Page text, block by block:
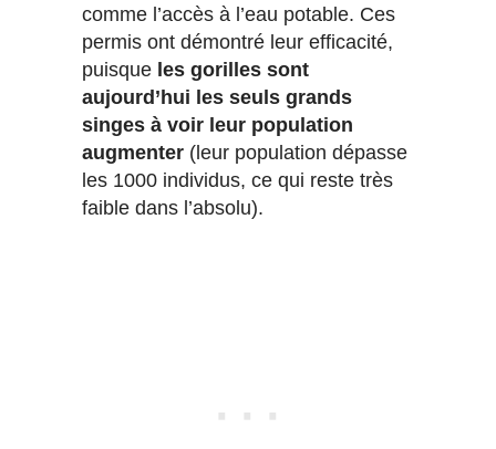
comme l’accès à l’eau potable. Ces
permis ont démontré leur efficacité,
puisque les gorilles sont
aujourd’hui les seuls grands
singes à voir leur population
augmenter (leur population dépasse
les 1000 individus, ce qui reste très
faible dans l’absolu).